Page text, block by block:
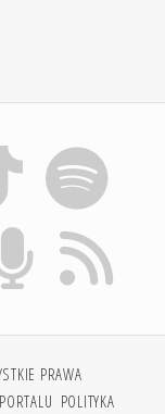
PRAWA
POLITYKA